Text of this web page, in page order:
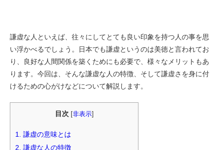
謙虚な人といえば、往々にしてとても良い印象を持つ人の事を思
い浮かべるでしょう。日本でも謙虚というのは美徳と言われてお
り、良好な人間関係を築くためにも必要で、様々なメリットもあ
ります。今回は、そんな謙虚な人の特徴、そして謙虚さを身に付
けるための心がけなどについて解説します。
目次 [非表示]
1.
謙虚の意味とは
2. 謙虚な人の特徴